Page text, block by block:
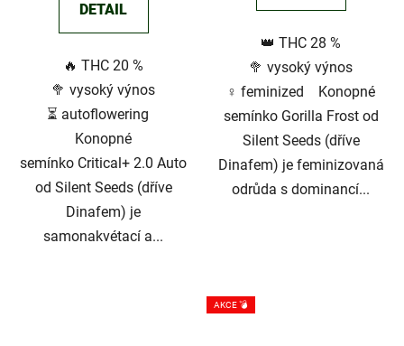
DETAIL
🔥 THC 20 %
🥦 vysoký výnos
⏳ autoflowering
Konopné
semínko Critical+ 2.0 Auto
od Silent Seeds (dříve
Dinafem) je
samonakvétací a...
5
hvězdiček.
👑 THC 28 %
🥦 vysoký výnos
♀️ feminized Konopné
semínko Gorilla Frost od
Silent Seeds (dříve
Dinafem) je feminizovaná
odrůda s dominancí...
AKCE 💣